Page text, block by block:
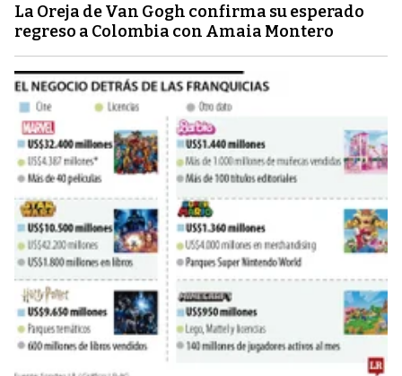
La Oreja de Van Gogh confirma su esperado
regreso a Colombia con Amaia Montero